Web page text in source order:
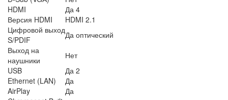
HDMI
Да 4
Версия HDMI
HDMI 2.1
Цифровой выход
S/PDIF
Да оптический
Выход на
наушники
Нет
USB
Да 2
Ethernet (LAN)
Да
AirPlay
Да